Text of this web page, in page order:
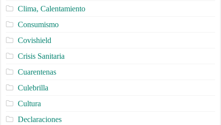
Clima, Calentamiento
Consumismo
Covishield
Crisis Sanitaria
Cuarentenas
Culebrilla
Cultura
Declaraciones